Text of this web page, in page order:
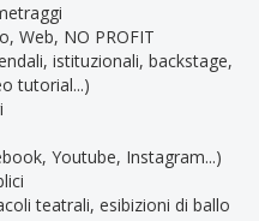
Web, NO PROFIT
istituzionali, backstage,
tutorial...)
Youtube, Instagram...)
teatrali, esibizioni di ballo